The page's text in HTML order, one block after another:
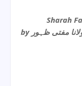
by شیخ عبدالحق محدث دہلوی / مترجم مولانا مفتی ظہور